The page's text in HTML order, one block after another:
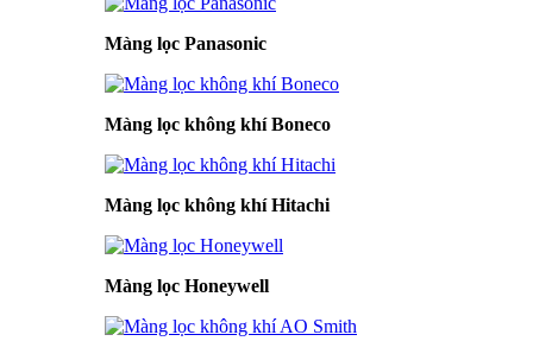
Màng lọc Panasonic
Màng lọc không khí Boneco
Màng lọc không khí Hitachi
Màng lọc Honeywell